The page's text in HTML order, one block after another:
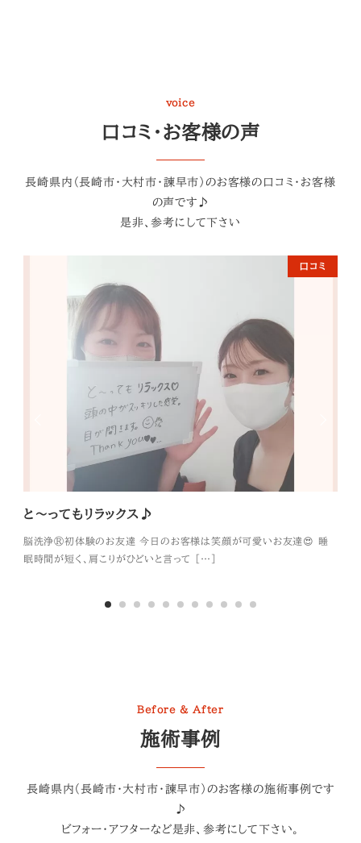
voice
口コミ・お客様の声
長崎県内（長崎市・大村市・諫早市）のお客様の口コミ・お客様
の声です♪
是非、参考にして下さい
口コミ
と～ってもリラックス♪
脳洗浄®︎初体験のお友達 今日のお客様は笑顔が可愛いお友達😍 睡
眠時間が短く、肩こりがひどいと言って […]
Before & After
施術事例
長崎県内（長崎市・大村市・諫早市）のお客様の施術事例です
♪
ビフォー・アフターなど是非、参考にして下さい。